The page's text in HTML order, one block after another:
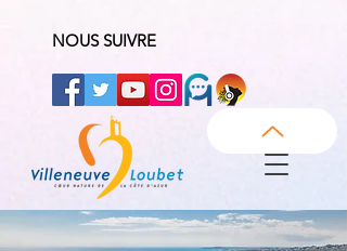
NOUS SUIVRE